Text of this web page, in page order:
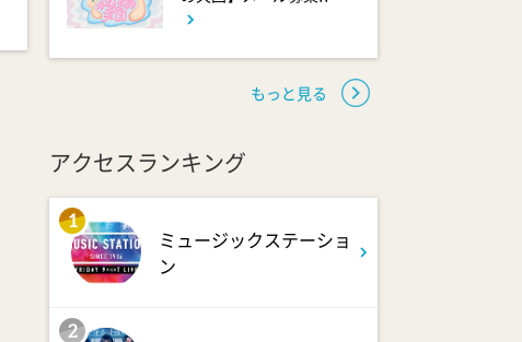
もっと見る
アクセスランキング
1
ミュージックステーショ
ン
2